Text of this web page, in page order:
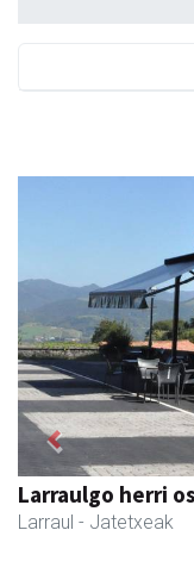
Larraulgo herri
Larraul - Jatetxeak
Previous